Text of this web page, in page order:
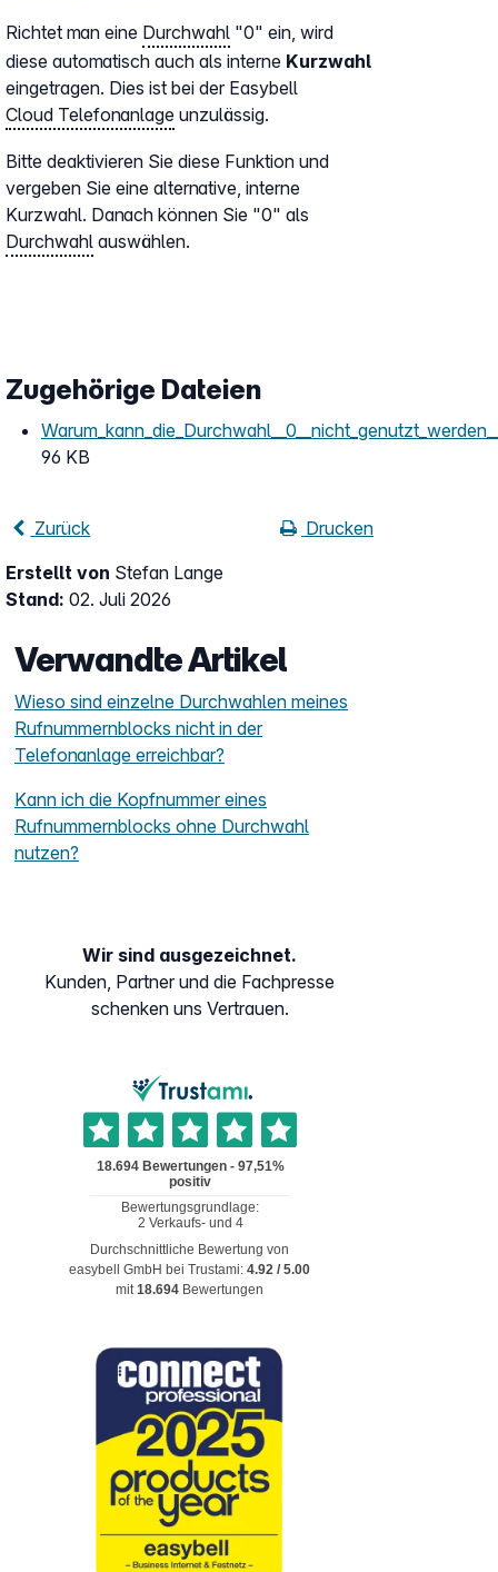
Richtet man eine Durchwahl "0" ein, wird
diese automatisch auch als interne Kurzwahl
eingetragen. Dies ist bei der Easybell
Cloud Telefonanlage unzulässig.
Bitte deaktivieren Sie diese Funktion und
vergeben Sie eine alternative, interne
Kurzwahl. Danach können Sie "0" als
Durchwahl auswählen.
Zugehörige Dateien
96 KB
Zurück
Drucken
Erstellt von Stefan Lange
Stand: 02. Juli 2026
Verwandte Artikel
Wieso sind einzelne Durchwahlen meines
Rufnummernblocks nicht in der
Telefonanlage erreichbar?
Kann ich die Kopfnummer eines
Rufnummernblocks ohne Durchwahl
nutzen?
Wir sind ausgezeichnet.
Kunden, Partner und die Fachpresse
schenken uns Vertrauen.
Durchschnittliche Bewertung von
easybell GmbH bei Trustami: 4.92 / 5.00
mit18.694 Bewertungen